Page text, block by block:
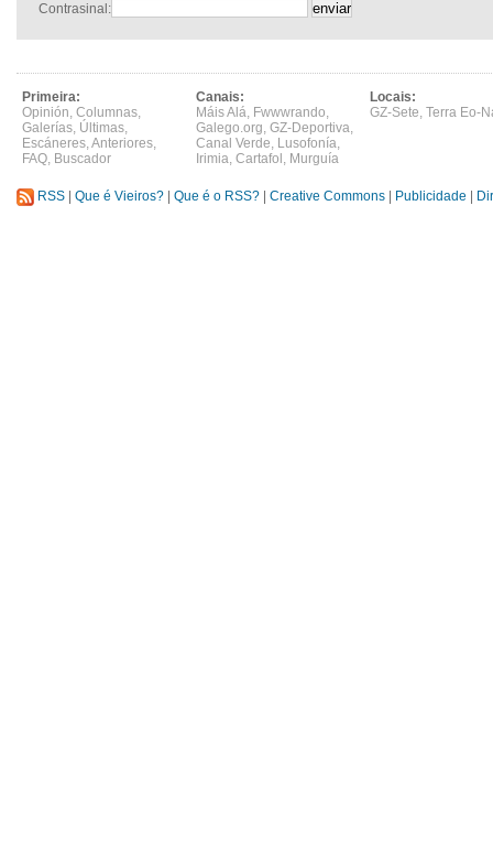
Contrasinal:
Primeira:
Opinión, Columnas,
Galerías, Últimas,
Escáneres,Anteriores,
FAQ, Buscador
Canais:
Máis Alá, Fwwwrando,
Galego.org, GZ-Deportiva,
Canal Verde, Lusofonía,
Irimia, Cartafol , Murguía
Locais:
GZ-Sete, Terra Eo-
RSS Que é Vieiros? Que é o RSS? Creative Commons Publicidade